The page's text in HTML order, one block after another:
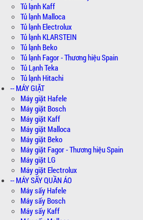
Tủ lạnh Kaff
Tủ lạnh Malloca
Tủ lạnh Electrolux
Tủ lạnh KLARSTEIN
Tủ lạnh Beko
Tủ lạnh Fagor - Thương hiệu Spain
Tủ Lạnh Teka
Tủ lạnh Hitachi
-- MÁY GIẶT
Máy giặt Hafele
Máy giặt Bosch
Máy giặt Kaff
Máy giặt Malloca
Máy giặt Beko
Máy giặt Fagor - Thương hiệu Spain
Máy giặt LG
Máy giặt Electrolux
-- MÁY SẤY QUẦN ÁO
Máy sấy Hafele
Máy sấy Bosch
Máy sấy Kaff